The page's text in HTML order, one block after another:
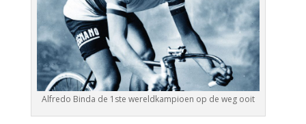
Alfredo Binda de 1ste wereldkampioen op de weg ooit